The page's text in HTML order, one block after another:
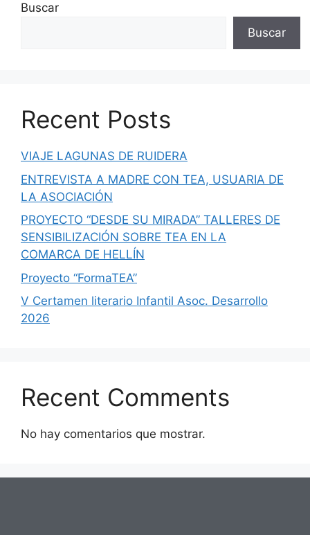
Buscar
Buscar
Recent Posts
VIAJE LAGUNAS DE RUIDERA
ENTREVISTA A MADRE CON TEA, USUARIA DE
LA ASOCIACIÓN
PROYECTO “DESDE SU MIRADA” TALLERES DE
SENSIBILIZACIÓN SOBRE TEA EN LA
COMARCA DE HELLÍN
Proyecto “FormaTEA”
V Certamen literario Infantil Asoc. Desarrollo
2026
Recent Comments
No hay comentarios que mostrar.